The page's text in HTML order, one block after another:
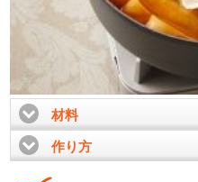
材料click to expand
作り方